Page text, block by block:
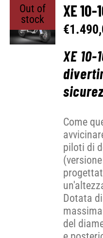
Out of
stock
XE 10-
€
XE 10-
Come
piloti di
Dotata
del